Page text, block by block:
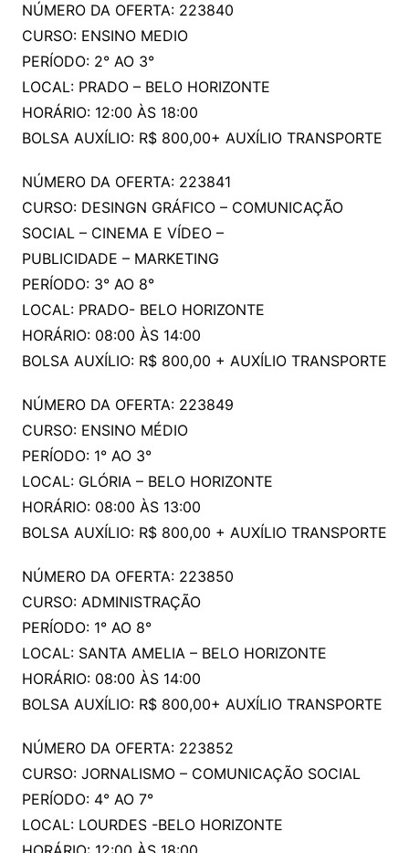
NÚMERO DA OFERTA: 223840
CURSO: ENSINO MEDIO
PERÍODO: 2° AO 3°
LOCAL: PRADO – BELO HORIZONTE
HORÁRIO: 12:00 ÀS 18:00
BOLSA AUXÍLIO: R$ 800,00+ AUXÍLIO TRANSPORTE
NÚMERO DA OFERTA: 223841
CURSO: DESINGN GRÁFICO – COMUNICAÇÃO
SOCIAL – CINEMA E VÍDEO –
PUBLICIDADE – MARKETING
PERÍODO: 3° AO 8°
LOCAL: PRADO- BELO HORIZONTE
HORÁRIO: 08:00 ÀS 14:00
BOLSA AUXÍLIO: R$ 800,00 + AUXÍLIO TRANSPORTE
NÚMERO DA OFERTA: 223849
CURSO: ENSINO MÉDIO
PERÍODO: 1° AO 3°
LOCAL: GLÓRIA – BELO HORIZONTE
HORÁRIO: 08:00 ÀS 13:00
BOLSA AUXÍLIO: R$ 800,00 + AUXÍLIO TRANSPORTE
NÚMERO DA OFERTA: 223850
CURSO: ADMINISTRAÇÃO
PERÍODO: 1° AO 8°
LOCAL: SANTA AMELIA – BELO HORIZONTE
HORÁRIO: 08:00 ÀS 14:00
BOLSA AUXÍLIO: R$ 800,00+ AUXÍLIO TRANSPORTE
NÚMERO DA OFERTA: 223852
CURSO: JORNALISMO – COMUNICAÇÃO SOCIAL
PERÍODO: 4° AO 7°
LOCAL: LOURDES -BELO HORIZONTE